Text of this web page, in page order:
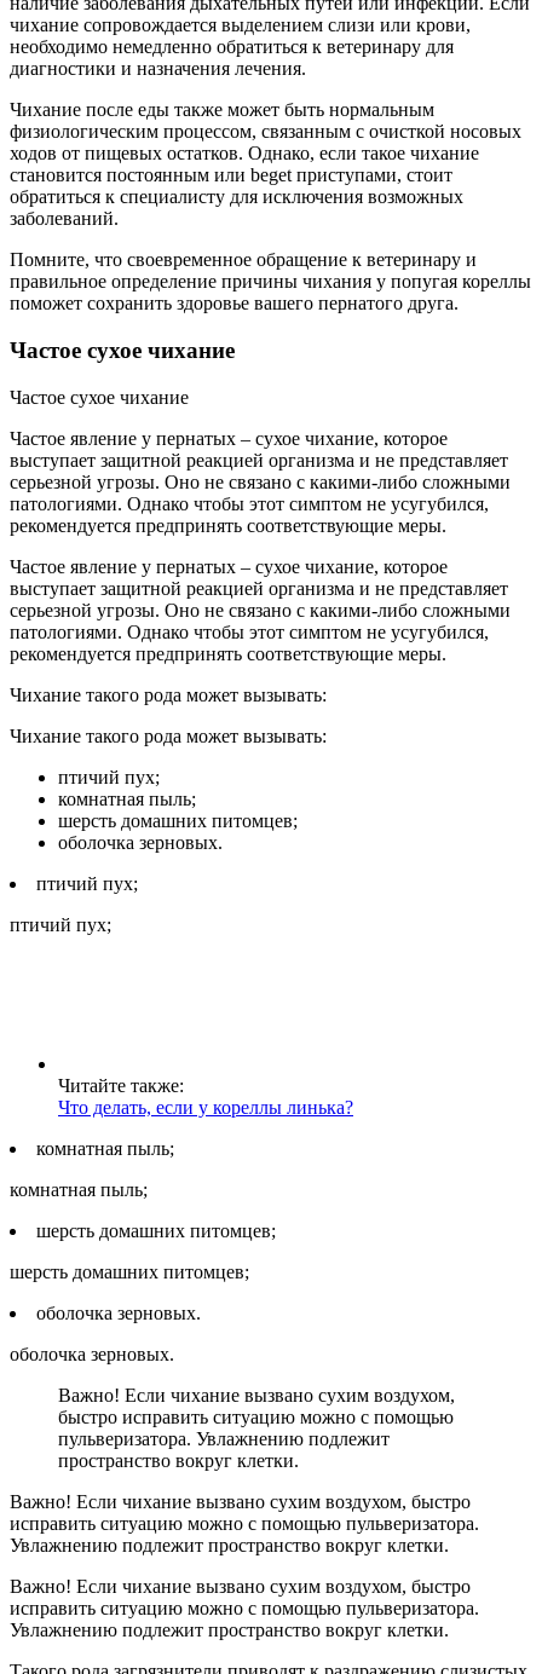
чихание сопровождается выделением слизи или крови,
необходимо немедленно обратиться к ветеринару для
диагностики и назначения лечения.
Чихание после еды также может быть нормальным
физиологическим процессом, связанным с очисткой носовых
ходов от пищевых остатков. Однако, если такое чихание
становится постоянным или beget приступами, стоит
обратиться к специалисту для исключения возможных
заболеваний.
Помните, что своевременное обращение к ветеринару и
правильное определение причины чихания у попугая кореллы
поможет сохранить здоровье вашего пернатого друга.
Частое сухое чихание
Частое сухое чихание
Частое явление у пернатых – сухое чихание, которое
выступает защитной реакцией организма и не представляет
серьезной угрозы. Оно не связано с какими-либо сложными
патологиями. Однако чтобы этот симптом не усугубился,
рекомендуется предпринять соответствующие меры.
Частое явление у пернатых – сухое чихание, которое
выступает защитной реакцией организма и не представляет
серьезной угрозы. Оно не связано с какими-либо сложными
патологиями. Однако чтобы этот симптом не усугубился,
рекомендуется предпринять соответствующие меры.
Чихание такого рода может вызывать:
Чихание такого рода может вызывать:
птичий пух;
комнатная пыль;
шерсть домашних питомцев;
оболочка зерновых.
птичий пух;
птичий пух;
Читайте также:
Что делать, если у кореллы линька?
комнатная пыль;
комнатная пыль;
шерсть домашних питомцев;
шерсть домашних питомцев;
оболочка зерновых.
оболочка зерновых.
Важно! Если чихание вызвано сухим воздухом,
быстро исправить ситуацию можно с помощью
пульверизатора. Увлажнению подлежит
пространство вокруг клетки.
Важно! Если чихание вызвано сухим воздухом, быстро
исправить ситуацию можно с помощью пульверизатора.
Увлажнению подлежит пространство вокруг клетки.
Важно! Если чихание вызвано сухим воздухом, быстро
исправить ситуацию можно с помощью пульверизатора.
Увлажнению подлежит пространство вокруг клетки.